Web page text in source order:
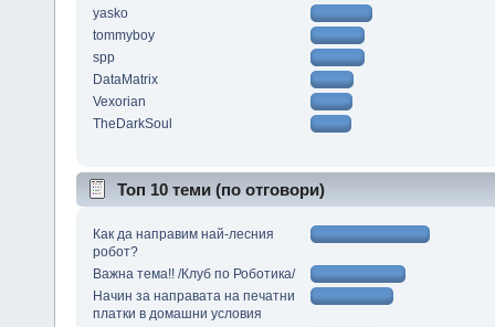
yasko
tommyboy
spp
DataMatrix
Vexorian
TheDarkSoul
Топ 10 теми (по отговори)
Как да направим най-лесния
робот?
Важна тема!! /Клуб по Роботика/
Начин за направата на печатни
платки в домашни условия